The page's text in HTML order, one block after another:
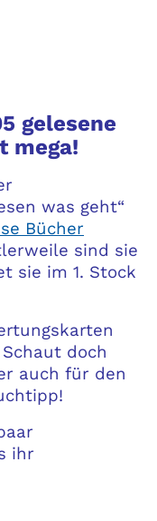
gelesene
mega!
was geht“
Bücher
sind sie
sie im 1. Stock
doch
auch für den
ihr